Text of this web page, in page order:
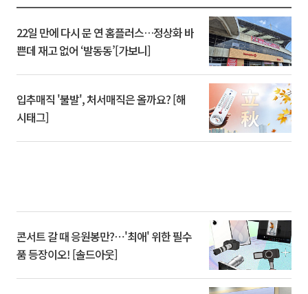
22일 만에 다시 문 연 홈플러스…정상화 바
쁜데 재고 없어 ‘발동동’[가보니]
입추매직 '불발', 처서매직은 올까요? [해
시태그]
콘서트 갈 때 응원봉만?⋯'최애' 위한 필수
품 등장이오! [솔드아웃]